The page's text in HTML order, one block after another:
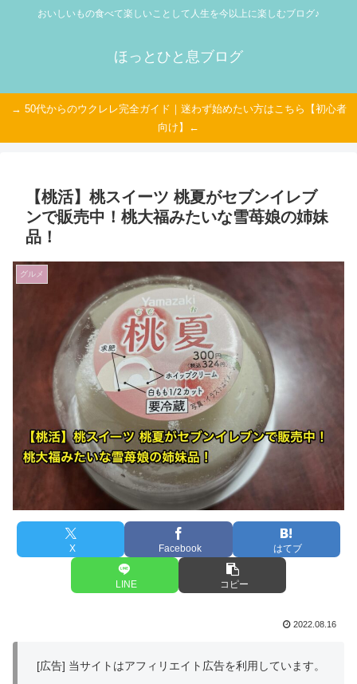
おいしいもの食べて楽しいことして人生を今以上に楽しむブログ♪
ほっとひと息ブログ
→ 50代からのウクレレ完全ガイド｜迷わず始めたい方はこちら【初心者
向け】←
【桃活】桃スイーツ 桃夏がセブンイレブ
ンで販売中！桃大福みたいな雪苺娘の姉妹
品！
グルメ
X Facebook はてブ
LINE コピー
2022.08.16
[広告] 当サイトはアフィリエイト広告を利用しています。